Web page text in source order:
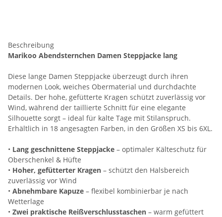
Beschreibung
Marikoo Abendsternchen Damen Steppjacke lang
Diese lange Damen Steppjacke überzeugt durch ihren
modernen Look, weiches Obermaterial und durchdachte
Details. Der hohe, gefütterte Kragen schützt zuverlässig vor
Wind, während der taillierte Schnitt für eine elegante
Silhouette sorgt – ideal für kalte Tage mit Stilanspruch.
Erhältlich in 18 angesagten Farben, in den Größen XS bis 6XL.
• Lang geschnittene Steppjacke – optimaler Kälteschutz für
Oberschenkel & Hüfte
• Hoher, gefütterter Kragen – schützt den Halsbereich
zuverlässig vor Wind
• Abnehmbare Kapuze – flexibel kombinierbar je nach
Wetterlage
• Zwei praktische Reißverschlusstaschen – warm gefüttert